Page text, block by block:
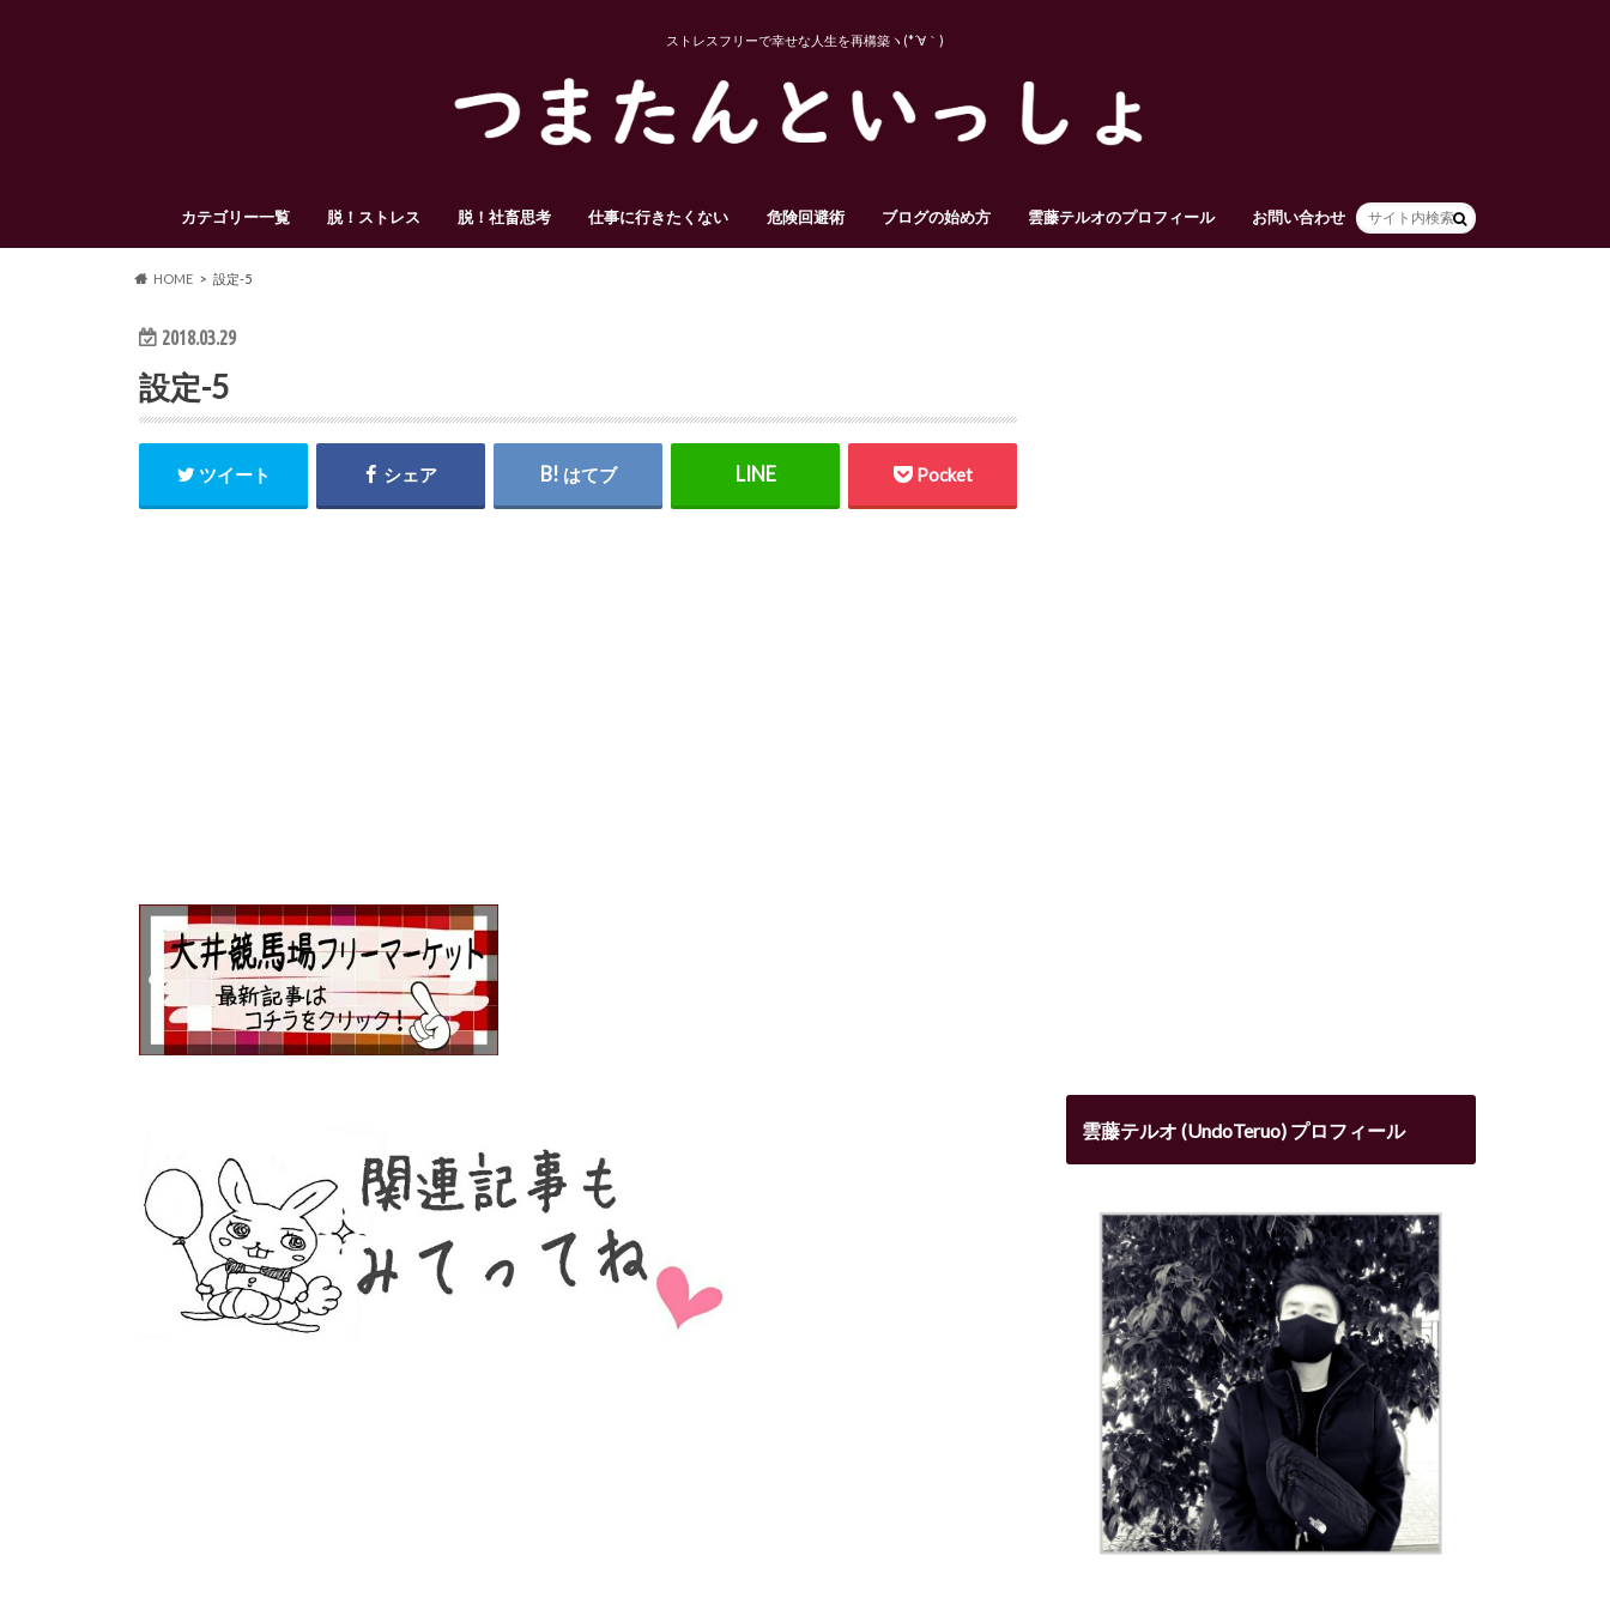
ストレスフリーで幸せな人生を再構築ヽ(*´∀｀)
カテゴリー一覧 脱！ストレス 脱！社畜思考 仕事に行きたくない 危険回避術 ブログの始め方 雲藤テルオのプロフィール お問い合わせ HOME
HOME 設定-5
2018.03.29
設定-5
ツイート シェア はてブ Pocket
雲藤テルオ (UndoTeruo) プロフィール